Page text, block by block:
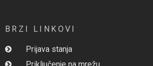
BRZI LINKOVI
Prijava stanja